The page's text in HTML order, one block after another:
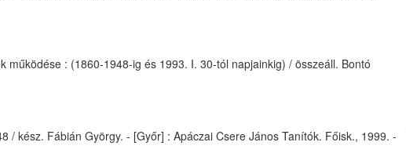
működése : (1860-1948-ig és 1993. I. 30-tól napjainkig) / összeáll. Bontó
/ kész. Fábián György. - [Győr] : Apáczai Csere János Tanítók. Főisk., 1999. -